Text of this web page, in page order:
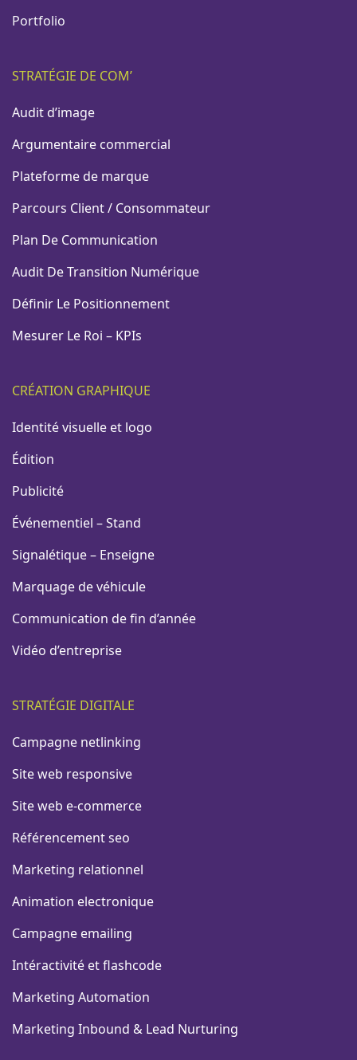
Portfolio
STRATÉGIE DE COM’
Audit d’image
Argumentaire commercial
Plateforme de marque
Parcours Client / Consommateur
Plan De Communication
Audit De Transition Numérique
Définir Le Positionnement
Mesurer Le Roi – KPIs
CRÉATION GRAPHIQUE
Identité visuelle et logo
Édition
Publicité
Événementiel – Stand
Signalétique – Enseigne
Marquage de véhicule
Communication de fin d’année
Vidéo d’entreprise
STRATÉGIE DIGITALE
Campagne netlinking
Site web responsive
Site web e-commerce
Référencement seo
Marketing relationnel
Animation electronique
Campagne emailing
Intéractivité et flashcode
Marketing Automation
Marketing Inbound & Lead Nurturing